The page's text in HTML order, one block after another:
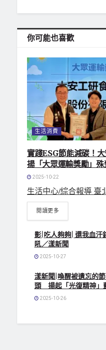
你可能也喜歡
生活消費
實踐ESG節能減碳！
揚「大眾運輸獎勵」殊
2025-10-22
生活中心/綜合報導 臺
閱讀更多
影|吃人夠夠| 還我血汗
吼／漾新聞
2025-10-27
漾新聞|喚醒被遺忘的
頭 揚起「光復精神」
2025-10-26